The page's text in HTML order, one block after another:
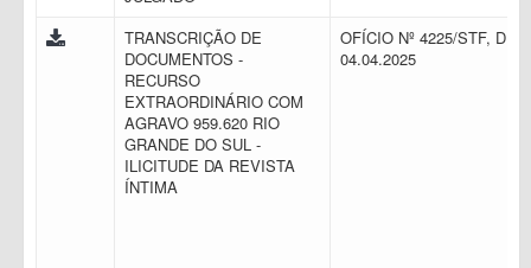
TRANSCRIÇÃO DE
DOCUMENTOS -
RECURSO
EXTRAORDINÁRIO COM
AGRAVO 959.620 RIO
GRANDE DO SUL -
ILICITUDE DA REVISTA
ÍNTIMA
OFÍCIO Nº 4225/STF, DE
04.04.2025